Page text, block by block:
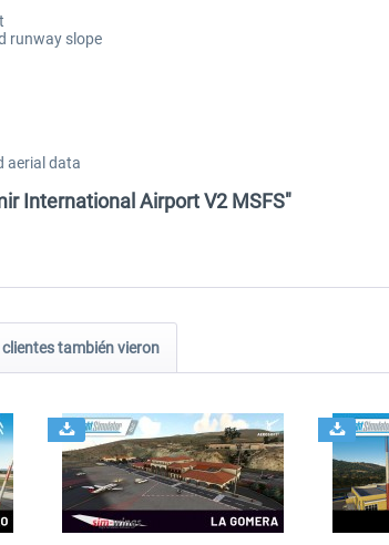
runway slope
aerial data
International Airport V2 MSFS"
también vieron